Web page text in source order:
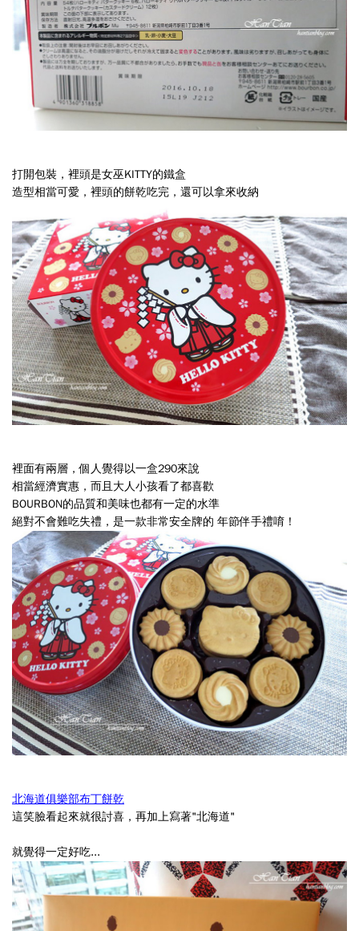
打開包裝，裡頭是女巫KITTY的鐵盒
造型相當可愛，裡頭的餅乾吃完，還可以拿來收納
裡面有兩層，個人覺得以一盒290來說
相當經濟實惠，而且大人小孩看了都喜歡
BOURBON的品質和美味也都有一定的水準
絕對不會難吃失禮，是一款非常安全牌的 年節伴手禮唷！
北海道俱樂部布丁餅乾
這笑臉看起來就很討喜，再加上寫著"北海道"
就覺得一定好吃...
的
標
還
是
在
生
鮮
蔬
果
愛
買
的
特
惠
活
動
及
標
價
都
很
楚，
會
像
傳